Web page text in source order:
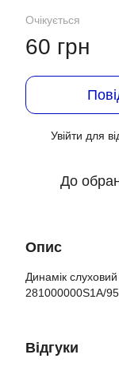
Очікується
60 грн
Увійти для
До
Опис
Динамік
281000000S1A/
Відгуки